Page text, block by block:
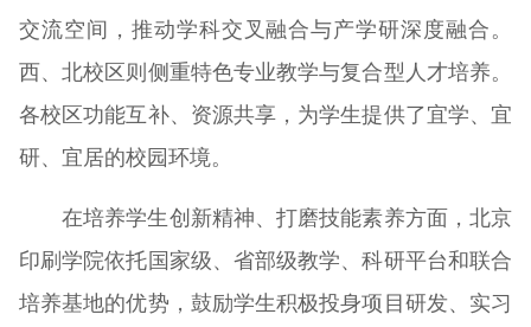
交流空间，推动学科交叉融合与产学研深度融合。
西、北校区则侧重特色专业教学与复合型人才培养。
各校区功能互补、资源共享，为学生提供了宜学、宜
研、宜居的校园环境。
在培养学生创新精神、打磨技能素养方面，北京
印刷学院依托国家级、省部级教学、科研平台和联合
培养基地的优势，鼓励学生积极投身项目研发、实习